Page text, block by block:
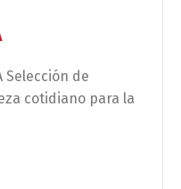
Selección de
cotidiano para la